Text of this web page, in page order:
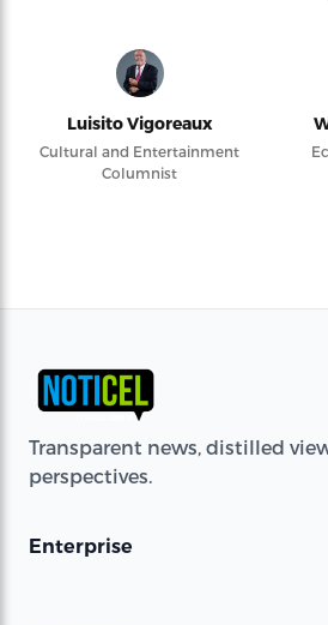
Luisito Vigoreaux
Cultural and Entertainment
Columnist
Transparent news, distilled
perspectives.
Enterprise